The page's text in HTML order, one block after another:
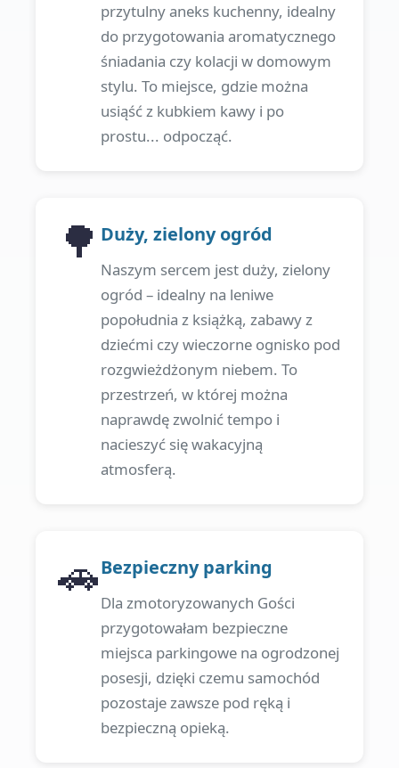
przytulny aneks kuchenny, idealny
do przygotowania aromatycznego
śniadania czy kolacji w domowym
stylu. To miejsce, gdzie można
usiąść z kubkiem kawy i po
prostu... odpocząć.
🌳 Duży, zielony ogród
Naszym sercem jest duży, zielony
ogród – idealny na leniwe
popołudnia z książką, zabawy z
dziećmi czy wieczorne ognisko pod
rozgwieżdżonym niebem. To
przestrzeń, w której można
naprawdę zwolnić tempo i
nacieszyć się wakacyjną
atmosferą.
🚗Bezpieczny parking
Dla zmotoryzowanych Gości
przygotowałam bezpieczne
miejsca parkingowe na ogrodzonej
posesji, dzięki czemu samochód
pozostaje zawsze pod ręką i
bezpieczną opieką.